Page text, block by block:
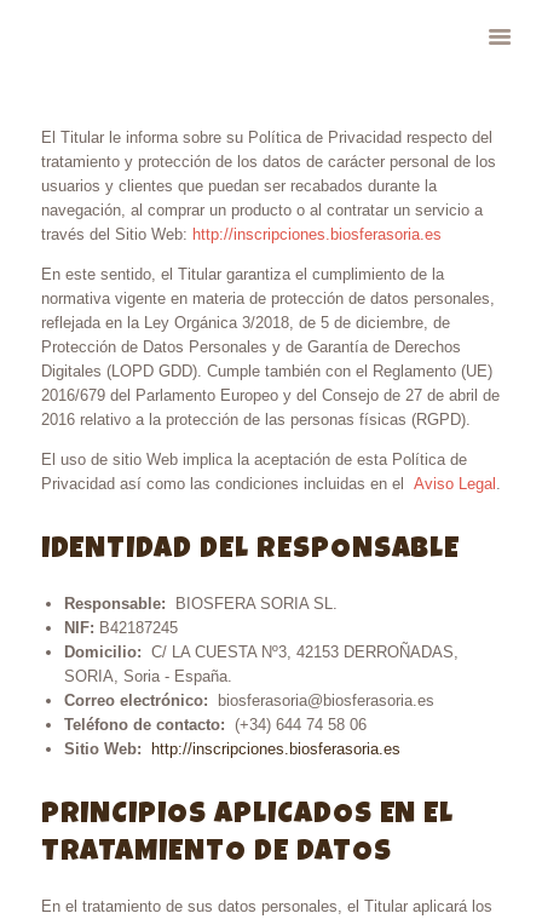
MI CUENTA
CARRITO
PERSONALIZAR
POLÍTICA DE
COOKIES
POLÍTICA DE
PRIVACIDAD
AVISO LEGAL
El Titular le informa sobre su Política de Privacidad respecto del
tratamiento y protección de los datos de carácter personal de los
usuarios y clientes que puedan ser recabados durante la
navegación, al comprar un producto o al contratar un servicio a
través del Sitio Web: http://inscripciones.biosferasoria.es
En este sentido, el Titular garantiza el cumplimiento de la
normativa vigente en materia de protección de datos personales,
reflejada en la Ley Orgánica 3/2018, de 5 de diciembre, de
Protección de Datos Personales y de Garantía de Derechos
Digitales (LOPD GDD). Cumple también con el Reglamento (UE)
2016/679 del Parlamento Europeo y del Consejo de 27 de abril de
2016 relativo a la protección de las personas físicas (RGPD).
El uso de sitio Web implica la aceptación de esta Política de
Privacidad así como las condiciones incluidas en el Aviso Legal
IDENTIDAD DEL RESPONSABLE
Responsable: BIOSFERA SORIA SL.
NIF: B42187245
Domicilio: C/ LA CUESTA Nº3, 42153 DERROÑADAS,
SORIA, Soria - España.
Correo electrónico: biosferasoria@biosferasoria.es
Teléfono de contacto: (+34) 644 74 58 06
Sitio Web:
http://inscripciones.biosferasoria.es
PRINCIPIOS APLICADOS EN EL
TRATAMIENTO DE DATOS
En el tratamiento de sus datos personales, el Titular aplicará los